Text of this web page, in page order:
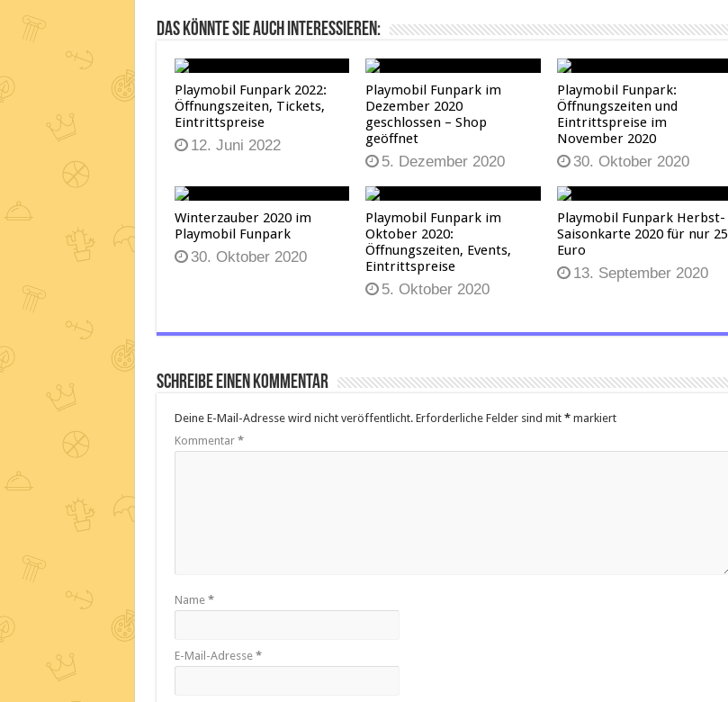
Das könnte Sie auch interessieren:
Playmobil Funpark 2022:
Öffnungszeiten, Tickets,
Eintrittspreise
12. Juni 2022
Playmobil Funpark im
Dezember 2020
geschlossen – Shop
geöffnet
5. Dezember 2020
Playmobil Funpark:
Öffnungszeiten und
Eintrittspreise im
November 2020
30. Oktober 2020
Winterzauber 2020 im
Playmobil Funpark
30. Oktober 2020
Playmobil Funpark im
Oktober 2020:
Öffnungszeiten, Events,
Eintrittspreise
5. Oktober 2020
Playmobil Funpark Herbst-
Saisonkarte 2020 für nur 25
Euro
13. September 2020
Schreibe einen Kommentar
Deine E-Mail-Adresse wird nicht veröffentlicht. Erforderliche Felder sind mit *markiert
Kommentar *
Name *
E-Mail-Adresse *